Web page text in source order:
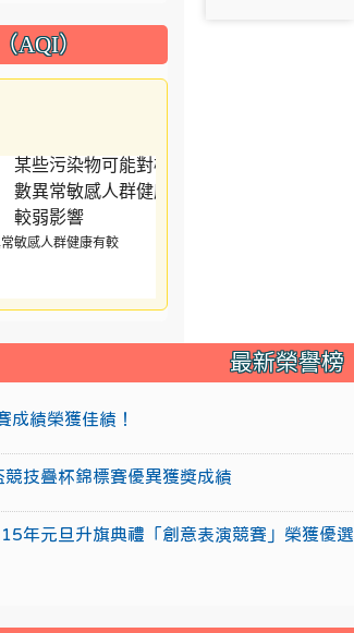
AQI）
敏感人群健康有較
最新榮譽榜
績榮獲佳績！
技疊杯錦標賽優異獲獎成績
年元旦升旗典禮「創意表演競賽」榮獲優選